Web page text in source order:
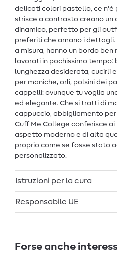
delicati colori pastello, ce n'è
strisce a contrasto creano un
dinamico, perfetto per gli
preferiti che amano i dettagli.
a misura, hanno un bordo ben
lavorati in pochissimo tempo:
lunghezza desiderata, cucirli
per maniche, orli, polsini dei
cappelli: ovunque tu voglia
ed elegante. Che si tratti di
cappuccio, abbigliamento per
Cuff Me College conferisce
aspetto moderno e di alta
proprio come se fosse stato
personalizzato.
Istruzioni per la cura
Responsabile UE
Forse anche